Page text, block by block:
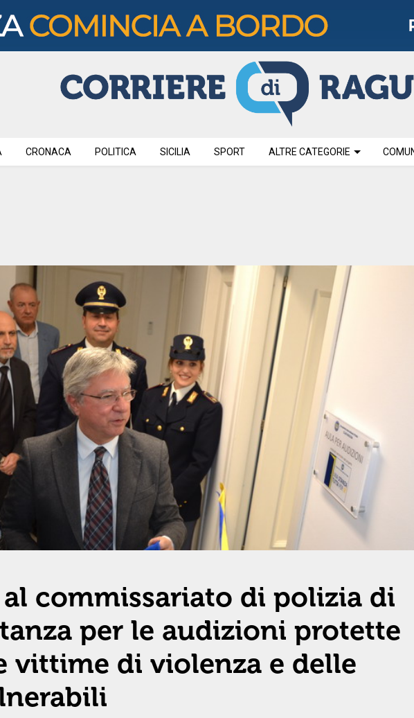
CRONACA POLITICA SICILIA SPORT ALTRE CATEGORIE
commissariato di polizia di
per le audizioni protette
vittime di violenza e delle